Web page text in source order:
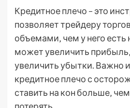
Кредитное плечо – это
позволяет трейдеру
объемами‚ чем у него есть
может увеличить
увеличить убытки. Важно
кредитное плечо с
ставить на кон больше‚